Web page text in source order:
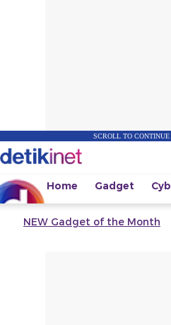
SCROLL TO
Home Gadget
NEW Gadget of the Month